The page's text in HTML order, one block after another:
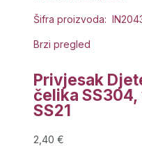
Šifra proizvoda:
Brzi pregled
Privjesak
čelika SS304,
SS21
2,40 €